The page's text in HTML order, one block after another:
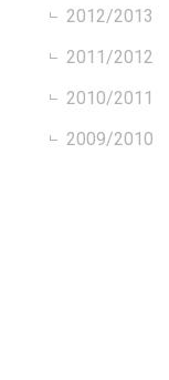
2012/2013
2011/2012
2010/2011
2009/2010